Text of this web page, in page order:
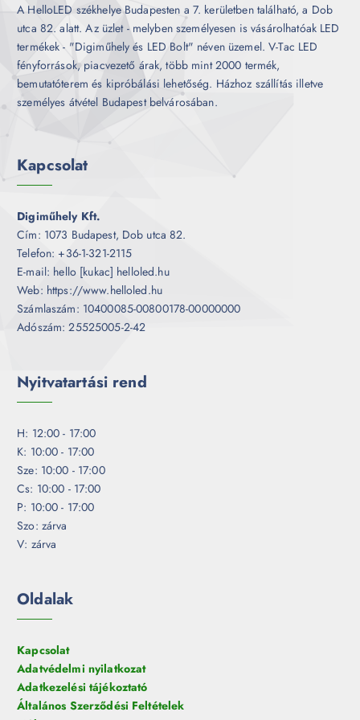
A HelloLED székhelye Budapesten a 7. kerületben található, a Dob
utca 82. alatt. Az üzlet - melyben személyesen is vásárolhatóak LED
termékek - "Digiműhely és LED Bolt" néven üzemel. V-Tac LED
fényforrások, piacvezető árak, több mint 2000 termék,
bemutatóterem és kipróbálási lehetőség. Házhoz szállítás illetve
személyes átvétel Budapest belvárosában.
Kapcsolat
Digiműhely Kft.
Cím: 1073 Budapest, Dob utca 82.
Telefon: +36-1-321-2115
E-mail: hello [kukac] helloled.hu
Web: https://www.helloled.hu
Számlaszám: 10400085-00800178-00000000
Adószám: 25525005-2-42
Nyitvatartási rend
H: 12:00 - 17:00
K: 10:00 - 17:00
Sze: 10:00 - 17:00
Cs: 10:00 - 17:00
P: 10:00 - 17:00
Szo: zárva
V: zárva
Oldalak
Kapcsolat
Adatvédelmi nyilatkozat
Adatkezelési tájékoztató
Általános Szerződési Feltételek